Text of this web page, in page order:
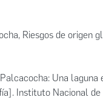
, Riesgos de origen
Una laguna
Instituto Nacional de